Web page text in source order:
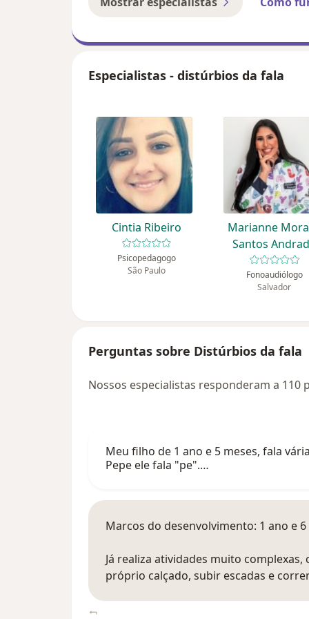
Especialistas - distúrbios da fala
Cintia Ribeiro
Psicopedagogo
São Paulo
Marianne
Santos
Fonoaudiólogo
Salvador
Perguntas sobre Distúrbios da fala
Nossos especialistas responderam a
Meu filho de 1 ano e 5 meses, fala
Pepe ele fala "pe".…
Marcos do desenvolvimento: 1 ano e 6
Já realiza atividades muito
próprio calçado, subir escadas e